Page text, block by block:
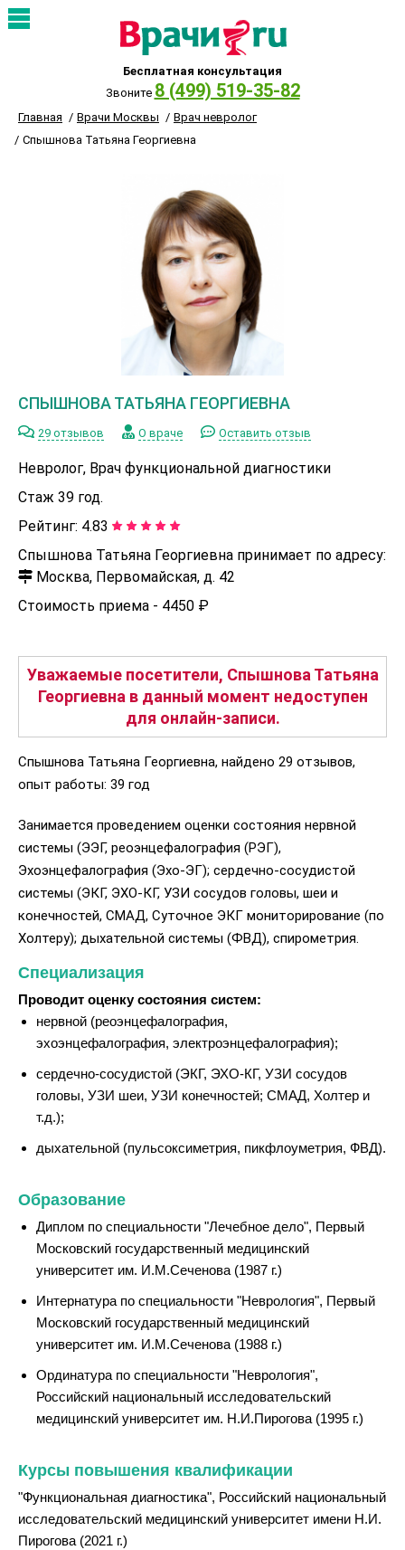
Бесплатная консультация
Звоните 8 (499) 519-35-82
Главная Врачи Москвы
Врач невролог
Спышнова Татьяна Георгиевна
СПЫШНОВА ТАТЬЯНА ГЕОРГИЕВНА
29 отзывов О враче Оставить отзыв
Невролог, Врач функциональной диагностики
Стаж 39 год.
Рейтинг: 4.83
Спышнова Татьяна Георгиевна принимает по адресу:
Москва, Первомайская, д. 42
Стоимость приема - 4450 ₽
Уважаемые посетители, Спышнова Татьяна
Георгиевна в данный момент недоступен
для онлайн-записи.
Спышнова Татьяна Георгиевна, найдено 29 отзывов,
опыт работы: 39 год
Занимается проведением оценки состояния нервной
системы (ЭЭГ, реоэнцефалография (РЭГ),
Эхоэнцефалография (Эхо-ЭГ); сердечно-сосудистой
системы (ЭКГ, ЭХО-КГ, УЗИ сосудов головы, шеи и
конечностей, СМАД, Суточное ЭКГ мониторирование (по
Холтеру); дыхательной системы (ФВД), спирометрия.
Специализация
Проводит оценку состояния систем:
нервной (реоэнцефалография,
эхоэнцефалография, электроэнцефалография);
сердечно-сосудистой (ЭКГ, ЭХО-КГ, УЗИ сосудов
головы, УЗИ шеи, УЗИ конечностей; СМАД, Холтер и
т.д.);
дыхательной (пульсоксиметрия, пикфлоуметрия, ФВД).
Образование
Диплом по специальности "Лечебное дело", Первый
Московский государственный медицинский
университет им. И.М.Сеченова (1987 г.)
Интернатура по специальности "Неврология", Первый
Московский государственный медицинский
университет им. И.М.Сеченова (1988 г.)
Ординатура по специальности "Неврология",
Российский национальный исследовательский
медицинский университет им. Н.И.Пирогова (1995 г.)
Курсы повышения квалификации
"Функциональная диагностика", Российский национальный
исследовательский медицинский университет имени Н.И.
Пирогова (2021 г.)